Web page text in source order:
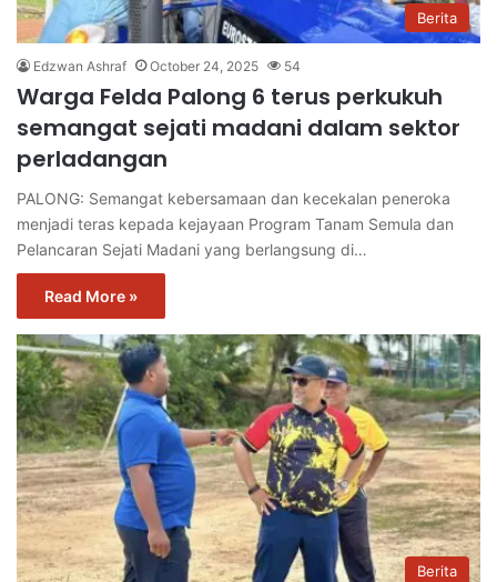
Berita
Edzwan Ashraf October 24, 2025 54
Warga Felda Palong 6 terus perkukuh
semangat sejati madani dalam sektor
perladangan
PALONG: Semangat kebersamaan dan kecekalan peneroka
menjadi teras kepada kejayaan Program Tanam Semula dan
Pelancaran Sejati Madani yang berlangsung di…
Read More »
Berita